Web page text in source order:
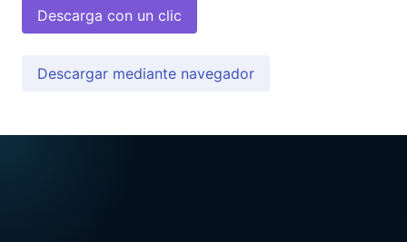
Descarga con un clic
Descargar mediante navegador